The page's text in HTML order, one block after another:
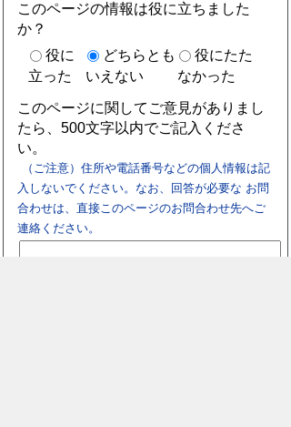
このページの情報は役に立ちました
か？
役に
立った
どちらとも
いえない
役にたた
なかった
このページに関してご意見がありまし
たら、500文字以内でご記入くださ
い。
（ご注意）住所や電話番号などの個人情報は記
入しないでください。なお、回答が必要な お問
合わせは、直接このページのお問合わせ先へご
連絡ください。